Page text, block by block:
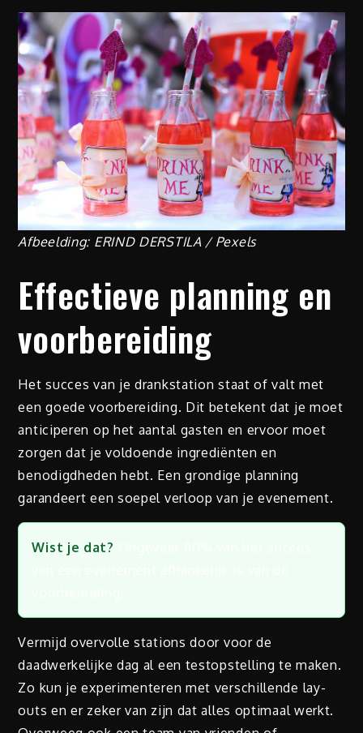
Afbeelding: ERIND DERSTILA / Pexels
Effectieve planning en
voorbereiding
Het succes van je drankstation staat of valt met
een goede voorbereiding. Dit betekent dat je moet
anticiperen op het aantal gasten en ervoor moet
zorgen dat je voldoende ingrediënten en
benodigdheden hebt. Een grondige planning
garandeert een soepel verloop van je evenement.
Wist je dat?
Vermijd overvolle stations door voor de
daadwerkelijke dag al een testopstelling te maken.
Zo kun je experimenteren met verschillende lay-
outs en er zeker van zijn dat alles optimaal werkt.